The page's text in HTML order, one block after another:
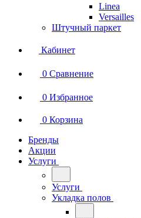
Linea
Versailles
Штучный паркет
Кабинет
0 Сравнение
0 Избранное
0 Корзина
Бренды
Акции
Услуги
Услуги
Укладка полов